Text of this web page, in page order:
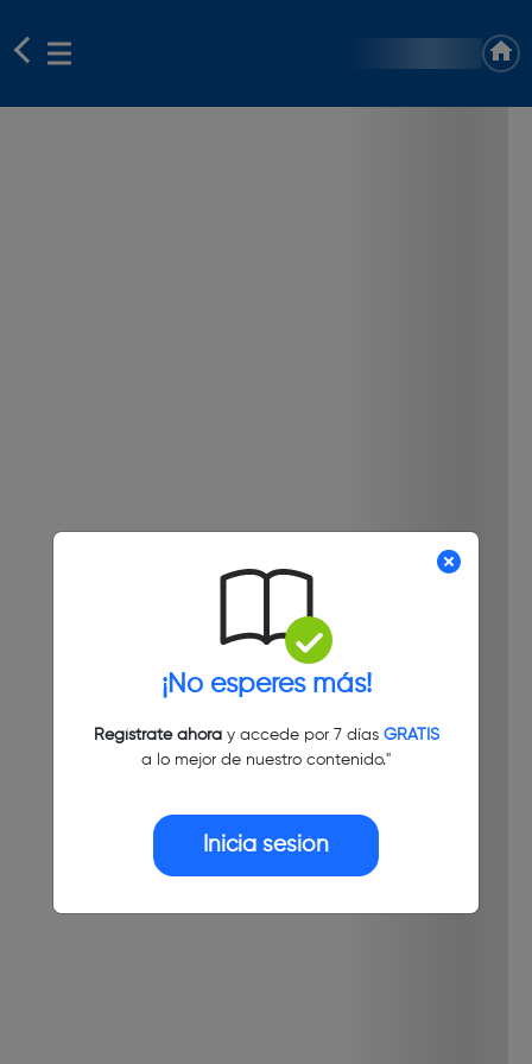
¡No esperes más!
Regístrate ahoray accede por 7 días GRATIS
a lo mejor de nuestro contenido."
Inicia sesión